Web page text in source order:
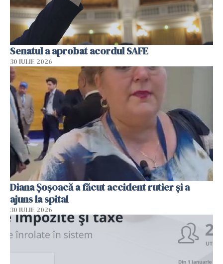
Senatul a aprobat acordul SAFE
30 IULIE 2026
Diana Șoșoacă a făcut accident rutier și a
ajuns la spital
30 IULIE 2026